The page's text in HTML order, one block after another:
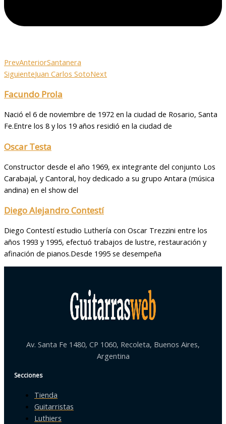
PrevAnteriorSantanera
SiguienteJuan Carlos SotoNext
Facundo Prola
Nació el 6 de noviembre de 1972 en la ciudad de Rosario, Santa
Fe.Entre los 8 y los 19 años residió en la ciudad de
Oscar Testa
Constructor desde el año 1969, ex integrante del conjunto Los
Carabajal, y Cantoral, hoy dedicado a su grupo Antara (música
andina) en el show del
Diego Alejandro Contestí
Diego Contestí estudio Luthería con Oscar Trezzini entre los
años 1993 y 1995, efectuó trabajos de lustre, restauración y
afinación de pianos.Desde 1995 se desempeña
Av. Santa Fe 1480, CP 1060, Recoleta, Buenos Aires,
Argentina
Secciones
Tienda
Guitarristas
Luthiers